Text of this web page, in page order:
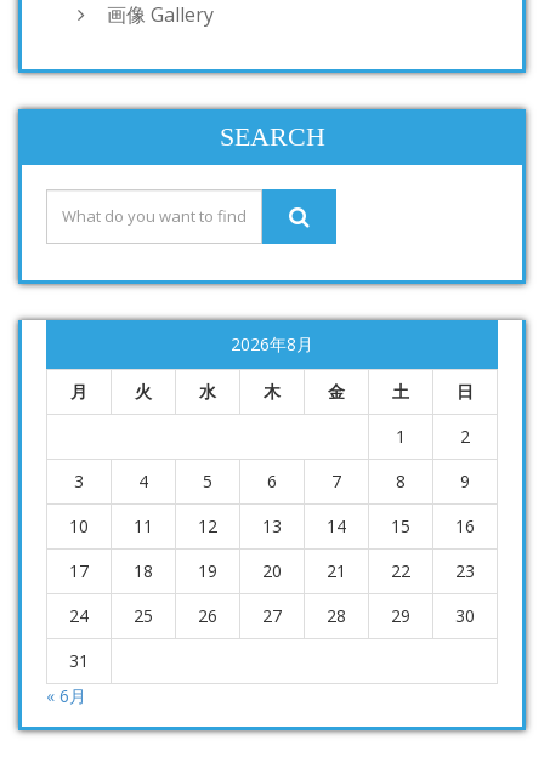
画像 Gallery
SEARCH
2026年8月
月 火 水 木 金 土
日
1
2
3
4 5 6 7 8
9
10
11 12 13 14 15
16
17
18 19 20 21 22
23
24
25 26 27 28 29
30
31
« 6月